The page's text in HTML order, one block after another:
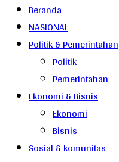
Beranda
NASIONAL
Politik & Pemerintahan
Politik
Pemerintahan
Ekonomi & Bisnis
Ekonomi
Bisnis
Sosial & komunitas